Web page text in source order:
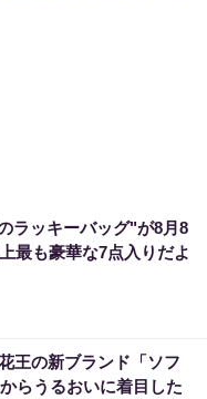
ラッキーバッグ"が8月8
最も豪華な7点入りだよ
王の新ブランド「ソフ
らうるおいに着目した